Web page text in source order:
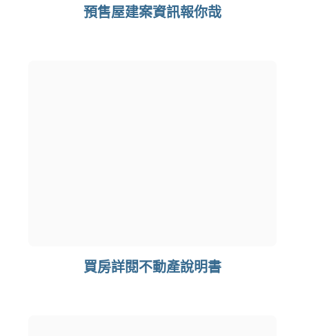
預售屋建案資訊報你哉
買房詳閱不動產說明書